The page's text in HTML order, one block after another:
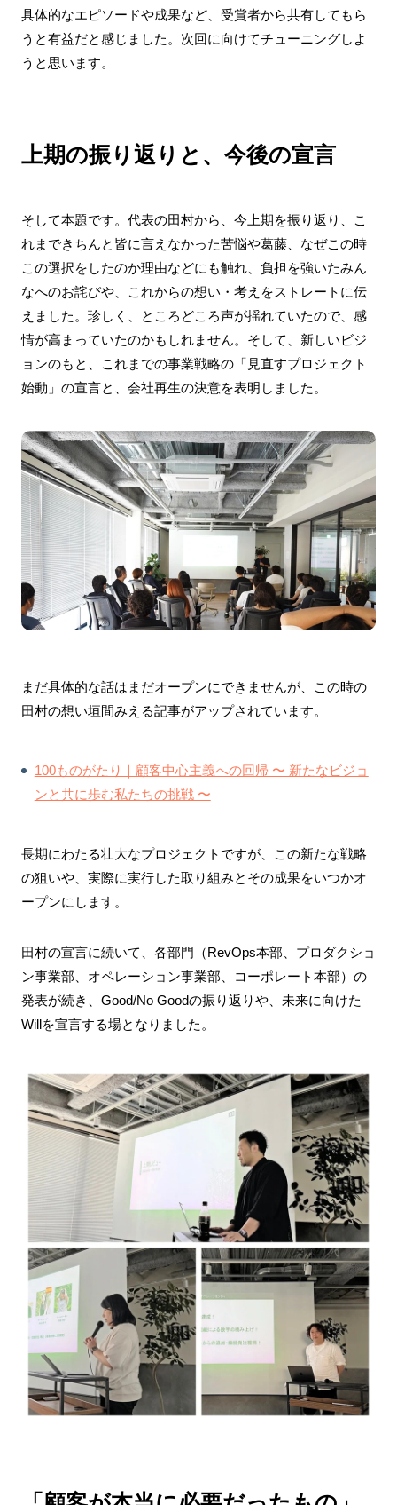
具体的なエピソードや成果など、受賞者から共有してもら
うと有益だと感じました。次回に向けてチューニングしよ
うと思います。
上期の振り返りと、今後の宣言
そして本題です。代表の田村から、今上期を振り返り、こ
れまできちんと皆に言えなかった苦悩や葛藤、なぜこの時
この選択をしたのか理由などにも触れ、負担を強いたみん
なへのお詫びや、これからの想い・考えをストレートに伝
えました。珍しく、ところどころ声が揺れていたので、感
情が高まっていたのかもしれません。そして、新しいビジ
ョンのもと、これまでの事業戦略の「見直すプロジェクト
始動」の宣言と、会社再生の決意を表明しました。
まだ具体的な話はまだオープンにできませんが、この時の
田村の想い垣間みえる記事がアップされています。
100ものがたり｜顧客中心主義への回帰 〜 新たなビジョ
ンと共に歩む私たちの挑戦 〜
長期にわたる壮大なプロジェクトですが、この新たな戦略
の狙いや、実際に実行した取り組みとその成果をいつかオ
ープンにします。
田村の宣言に続いて、各部門（RevOps本部、プロダクショ
ン事業部、オペレーション事業部、コーポレート本部）の
発表が続き、Good/No Goodの振り返りや、未来に向けた
Willを宣言する場となりました。